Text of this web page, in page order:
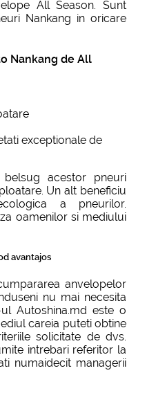
All Season. Sunt
Nankang in oricare
Nankang de All
exceptionale de
acestor pneuri
Un alt beneficiu
a pneurilor.
oamenilor si mediului
avantajos
anvelopelor
nu mai necesita
Autoshina.md este o
careia puteti obtine
solicitate de dvs.
intrebari referitor la
numaidecit managerii